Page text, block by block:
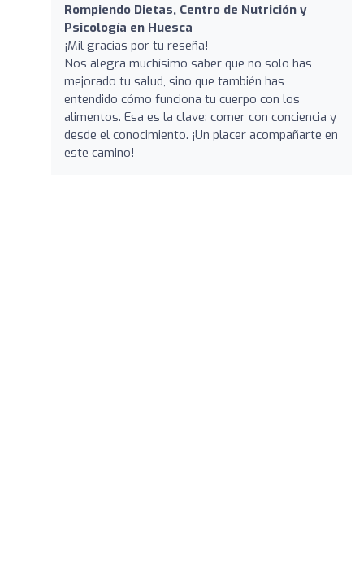
Rompiendo Dietas, Centro de Nutrición y
Psicología en Huesca
¡Mil gracias por tu reseña!
Nos alegra muchísimo saber que no solo has
mejorado tu salud, sino que también has
entendido cómo funciona tu cuerpo con los
alimentos. Esa es la clave: comer con conciencia y
desde el conocimiento. ¡Un placer acompañarte en
este camino!